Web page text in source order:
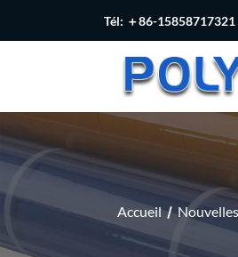
Tél: ＋86-15858717321
Accueil Nouvelles